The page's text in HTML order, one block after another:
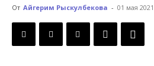
Кыргызстана
От Айгерим Рыскулбекова - 01 мая 2021